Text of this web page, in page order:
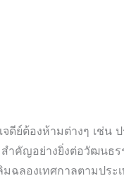
จดีย์ต้องห้ามต่างๆ เช่น
ำคัญอย่างยิ่งต่อวัฒนธร
มฉลองเทศกาลตามประ